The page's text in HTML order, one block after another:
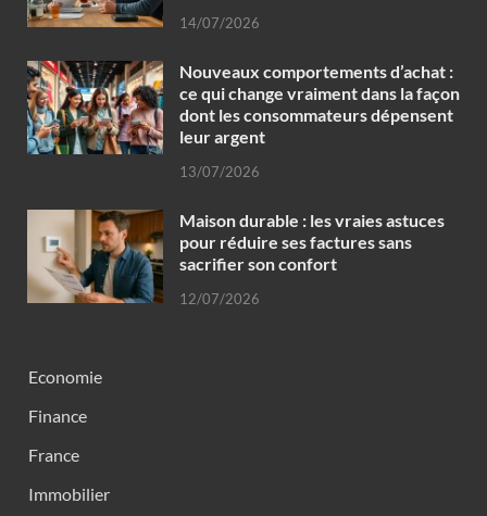
14/07/2026
Nouveaux comportements d’achat :
ce qui change vraiment dans la façon
dont les consommateurs dépensent
leur argent
13/07/2026
Maison durable : les vraies astuces
pour réduire ses factures sans
sacrifier son confort
12/07/2026
Economie
Finance
France
Immobilier